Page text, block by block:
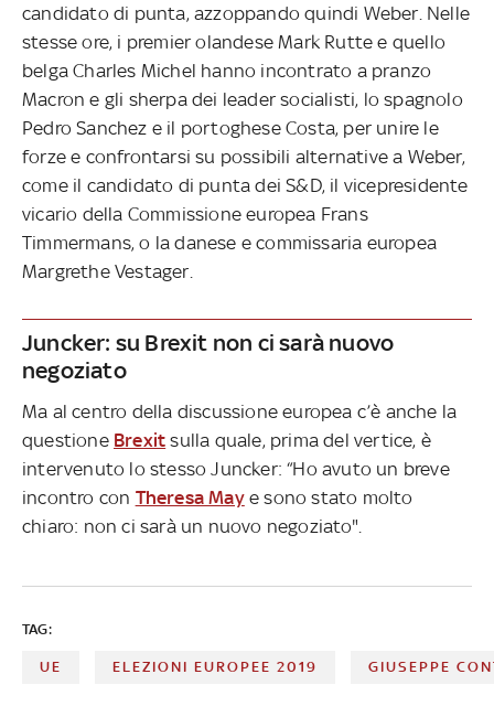
candidato di punta, azzoppando quindi Weber. Nelle
stesse ore, i premier olandese Mark Rutte e quello
belga Charles Michel hanno incontrato a pranzo
Macron e gli sherpa dei leader socialisti, lo spagnolo
Pedro Sanchez e il portoghese Costa, per unire le
forze e confrontarsi su possibili alternative a Weber,
come il candidato di punta dei S&D, il vicepresidente
vicario della Commissione europea Frans
Timmermans, o la danese e commissaria europea
Margrethe Vestager.
Juncker: su Brexit non ci sarà nuovo
negoziato
Ma al centro della discussione europea c’è anche la
questione Brexit sulla quale, prima del vertice, è
intervenuto lo stesso Juncker: “Ho avuto un breve
incontro con Theresa Maye sono stato molto
chiaro: non ci sarà un nuovo negoziato".
TAG:
UE ELEZIONI EUROPEE 2019 GIUSEPPE